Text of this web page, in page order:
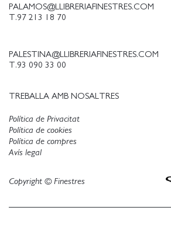
PALAMOS@LLIBRERIAFINESTRES.COM
T.97 213 18 70
PALESTINA@LLIBRERIAFINESTRES.COM
T.93 090 33 00
TREBALLA AMB NOSALTRES
Política de Privacitat
Política de cookies
Avís legal
Política de compres
Copyright © Finestres